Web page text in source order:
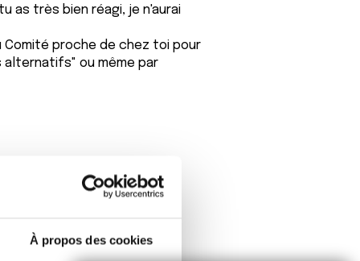
À propos des cookies
as très bien réagi, je n'aurai
proche de chez toi pour
ou même par